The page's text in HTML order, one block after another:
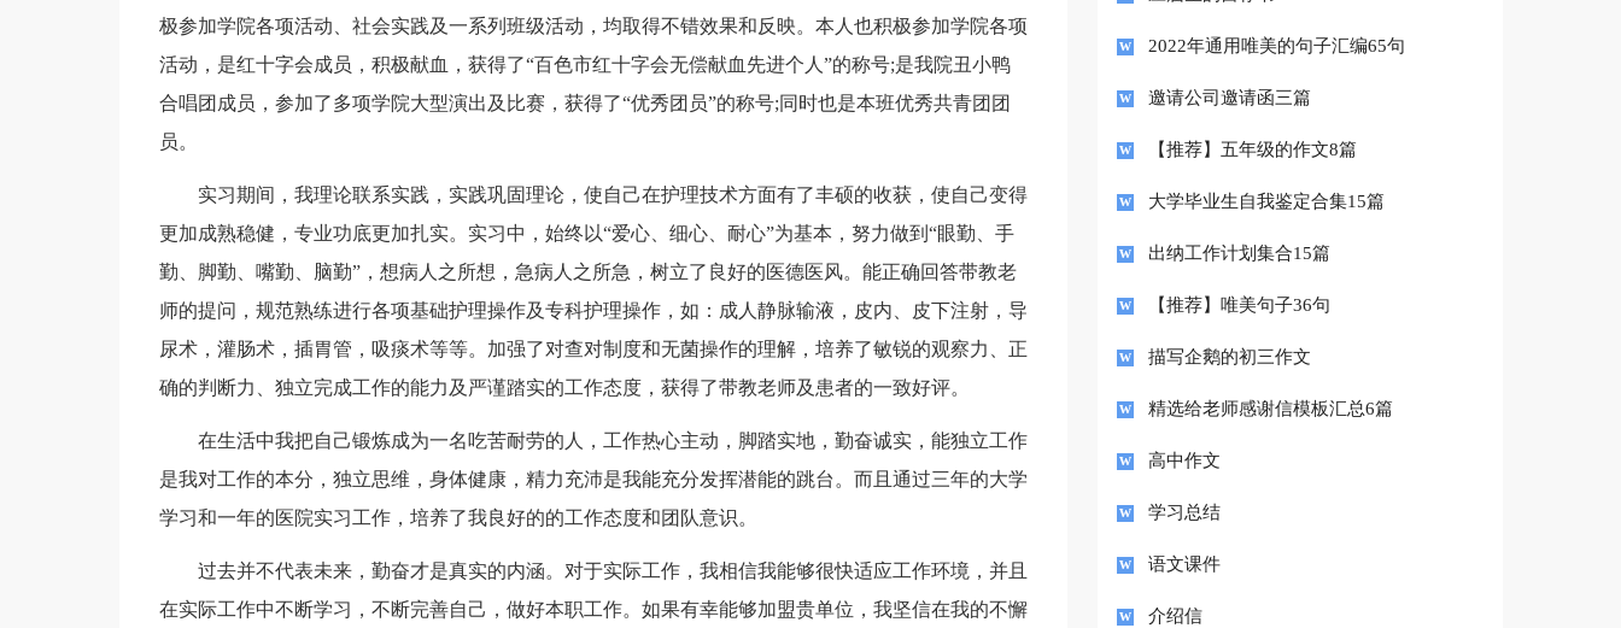
极参加学院各项活动、社会实践及一系列班级活动，均取得不错效果和反映。本人也积极参加学院各项
活动，是红十字会成员，积极献血，获得了“百色市红十字会无偿献血先进个人”的称号;是我院丑小鸭
合唱团成员，参加了多项学院大型演出及比赛，获得了“优秀团员”的称号;同时也是本班优秀共青团团
员。
实习期间，我理论联系实践，实践巩固理论，使自己在护理技术方面有了丰硕的收获，使自己变得
更加成熟稳健，专业功底更加扎实。实习中，始终以“爱心、细心、耐心”为基本，努力做到“眼勤、手
勤、脚勤、嘴勤、脑勤”，想病人之所想，急病人之所急，树立了良好的医德医风。能正确回答带教老
师的提问，规范熟练进行各项基础护理操作及专科护理操作，如：成人静脉输液，皮内、皮下注射，导
尿术，灌肠术，插胃管，吸痰术等等。加强了对查对制度和无菌操作的理解，培养了敏锐的观察力、正
确的判断力、独立完成工作的能力及严谨踏实的工作态度，获得了带教老师及患者的一致好评。
在生活中我把自己锻炼成为一名吃苦耐劳的人，工作热心主动，脚踏实地，勤奋诚实，能独立工作
是我对工作的本分，独立思维，身体健康，精力充沛是我能充分发挥潜能的跳台。而且通过三年的大学
学习和一年的医院实习工作，培养了我良好的的工作态度和团队意识。
过去并不代表未来，勤奋才是真实的内涵。对于实际工作，我相信我能够很快适应工作环境，并且
在实际工作中不断学习，不断完善自己，做好本职工作。如果有幸能够加盟贵单位，我坚信在我的不懈
2022年通用唯美的句子汇编65句
邀请公司邀请函三篇
【推荐】五年级的作文8篇
大学毕业生自我鉴定合集15篇
出纳工作计划集合15篇
【推荐】唯美句子36句
描写企鹅的初三作文
精选给老师感谢信模板汇总6篇
高中作文
学习总结
语文课件
介绍信